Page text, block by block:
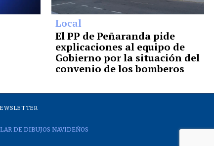
Local
El PP de Peñaranda pide
explicaciones al equipo de
Gobierno por la situación del
convenio de los bomberos
DE DIBUJOS NAVIDEÑOS